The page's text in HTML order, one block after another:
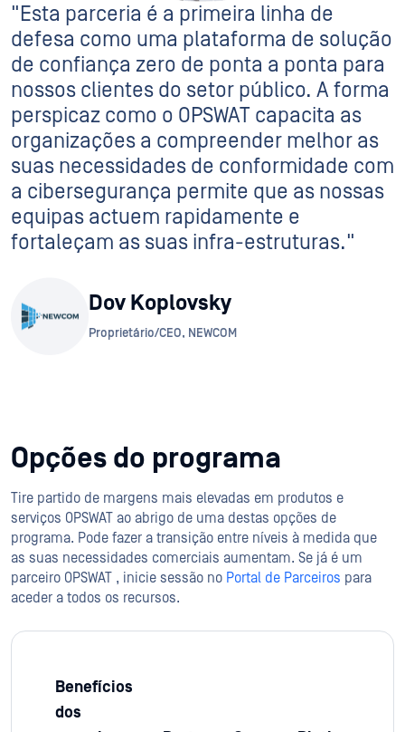
"Esta parceria é a primeira linha de
defesa como uma plataforma de solução
de confiança zero de ponta a ponta para
nossos clientes do setor público. A forma
perspicaz como o OPSWAT capacita as
organizações a compreender melhor as
suas necessidades de conformidade com
a cibersegurança permite que as nossas
equipas actuem rapidamente e
fortaleçam as suas infra-estruturas."
Dov Koplovsky
Proprietário/CEO, NEWCOM
Opções do programa
Tire partido de margens mais elevadas em produtos e
serviços OPSWAT ao abrigo de uma destas opções de
programa. Pode fazer a transição entre níveis à medida que
as suas necessidades comerciais aumentam. Se já é um
parceiro OPSWAT , inicie sessão no Portal de Parceiros para
aceder a todos os recursos.
Benefícios
dos